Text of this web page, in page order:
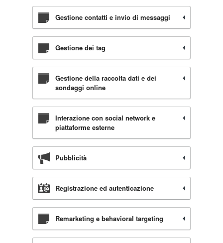
Gestione contatti e invio di messaggi
Gestione dei tag
Gestione della raccolta dati e dei
sondaggi online
Interazione con social network e
piattaforme esterne
Pubblicità
Registrazione ed autenticazione
Remarketing e behavioral targeting